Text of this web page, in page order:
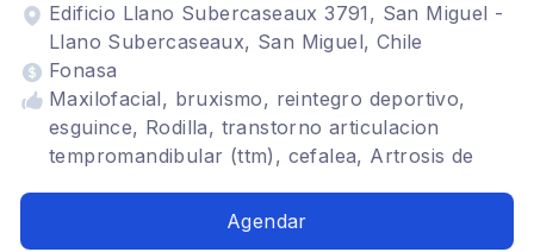
Edificio Llano Subercaseaux 3791, San Miguel -
Llano Subercaseaux, San Miguel, Chile
Fonasa
Maxilofacial, bruxismo, reintegro deportivo,
esguince, Rodilla, transtorno articulacion
tempromandibular (ttm), cefalea, Artrosis de
rehabilitación pre-post ortognática,
Agendar